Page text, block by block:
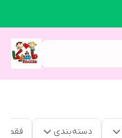
دسته‌بندی فقط